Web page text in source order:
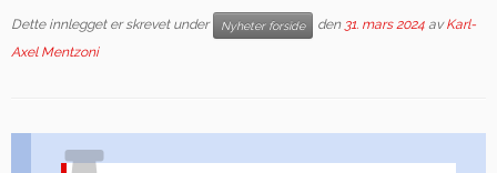
Dette innlegget er skrevet under Nyheter forside den 31. mars 2024 avKarl-
Axel Mentzoni